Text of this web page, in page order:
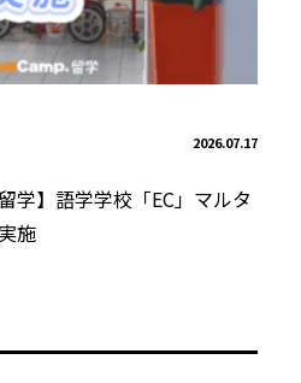
2026.07.17
学】語学学校「EC」マルタ
施